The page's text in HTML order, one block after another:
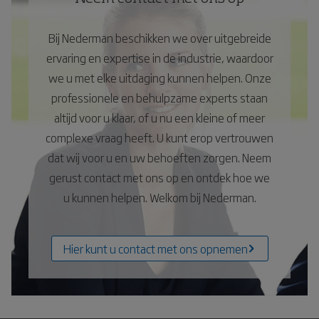
Bij Nederman beschikken we over uitgebreide
ervaring en expertise in de industrie, waardoor
we u met elke uitdaging kunnen helpen. Onze
professionele en behulpzame experts staan
altijd voor u klaar, of u nu een kleine of meer
complexe vraag heeft. U kunt erop vertrouwen
dat wij voor u en uw behoeften zorgen. Neem
gerust contact met ons op en ontdek hoe we
u kunnen helpen. Welkom bij Nederman.
Hier kunt u contact met ons opnemen